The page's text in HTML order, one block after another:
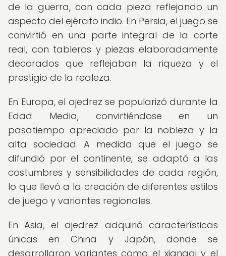
de la guerra, con cada pieza reflejando un
aspecto del ejército indio. En Persia, el juego se
convirtió en una parte integral de la corte
real, con tableros y piezas elaboradamente
decorados que reflejaban la riqueza y el
prestigio de la realeza.
En Europa, el ajedrez se popularizó durante la
Edad Media, convirtiéndose en un
pasatiempo apreciado por la nobleza y la
alta sociedad. A medida que el juego se
difundió por el continente, se adaptó a las
costumbres y sensibilidades de cada región,
lo que llevó a la creación de diferentes estilos
de juego y variantes regionales.
En Asia, el ajedrez adquirió características
únicas en China y Japón, donde se
desarrollaron variantes como el xiangqi y el